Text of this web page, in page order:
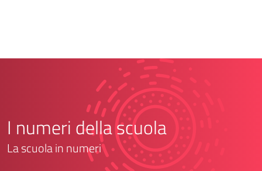
I numeri della scuola
La scuola in numeri